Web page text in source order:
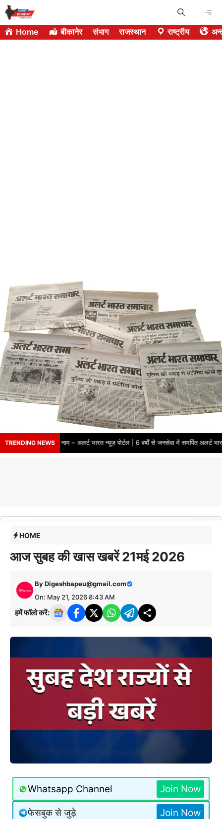
Skip
to
content
Home बीकानेर संभाग राजस्थान राष्ट्रीय
TRENDING NEWS
से भरोसे का नाम – अलर्ट भारत न्यूज़ पोर्टल | 6 वर्षों से जनसेवा में समर्पित अलर्ट भारत
HOME
आज सुबह की खास खबरें 21मई 2026
ByDigeshbapeu@gmail.com
On: May 21, 2026 8:43 AM
हमें फॉलो करें:
Whatsapp Channel Join Now
फेसबुक से जुड़े Join Now